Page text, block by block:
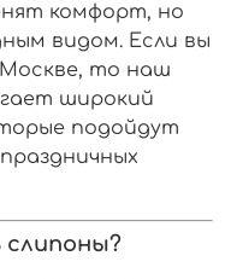
комфорт, но
видом. Если вы
то наш
широкий
подойдут